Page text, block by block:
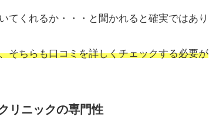
てくれるか・・・と聞かれると確実ではあり
そちらも口コミを詳しくチェックする必要が
リニックの専門性